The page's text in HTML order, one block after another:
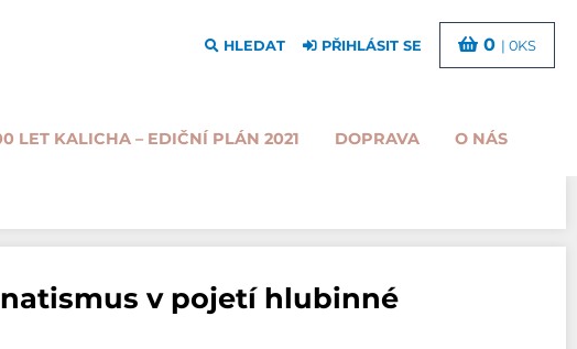
LET KALICHA – EDIČNÍ PLÁN 2021 DOPRAVA O NÁS
HLEDAT PŘIHLÁSIT SE 0 | 0KS
v pojetí hlubinné